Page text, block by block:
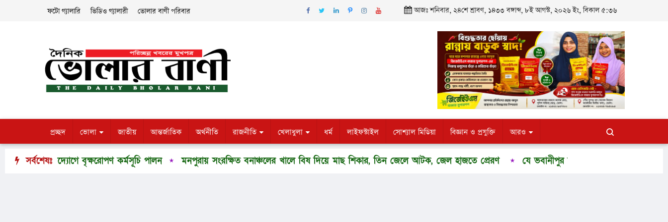
ফটো গ্যালারি ভিডিও গ্যালারী ভোলার বাণী পরিবার আজঃ শনিবার, ২৪শে শ্রাবণ, ১৪৩৩ বঙ্গাব্দ, ৮ই আগস্ট, ২০২৬ ইং, বিকাল ৫:৩৬
প্রচ্ছদ ভোলা জাতীয় আন্তর্জাতিক অর্থনীতি রাজনীতি খেলাধুলা ধর্ম লাইফস্টাইল সোশ্যাল মিডিয়া বিজ্ঞান ও প্রযুক্তি আরও
সর্বশেষঃ
উদ্যোগে বৃক্ষরোপণ কর্মসূচি পালন মনপুরায় সংরক্ষিত বনাঞ্চলের খালে বিষ দিয়ে মাছ শিকার, তিন জেলে আটক, জেল হাজতে প্রেরণ যে ভবানীপুর আমি কোনো দিন দেখিনি